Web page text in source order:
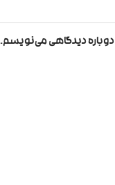
دوباره دیدگاهی می‌نویسم.